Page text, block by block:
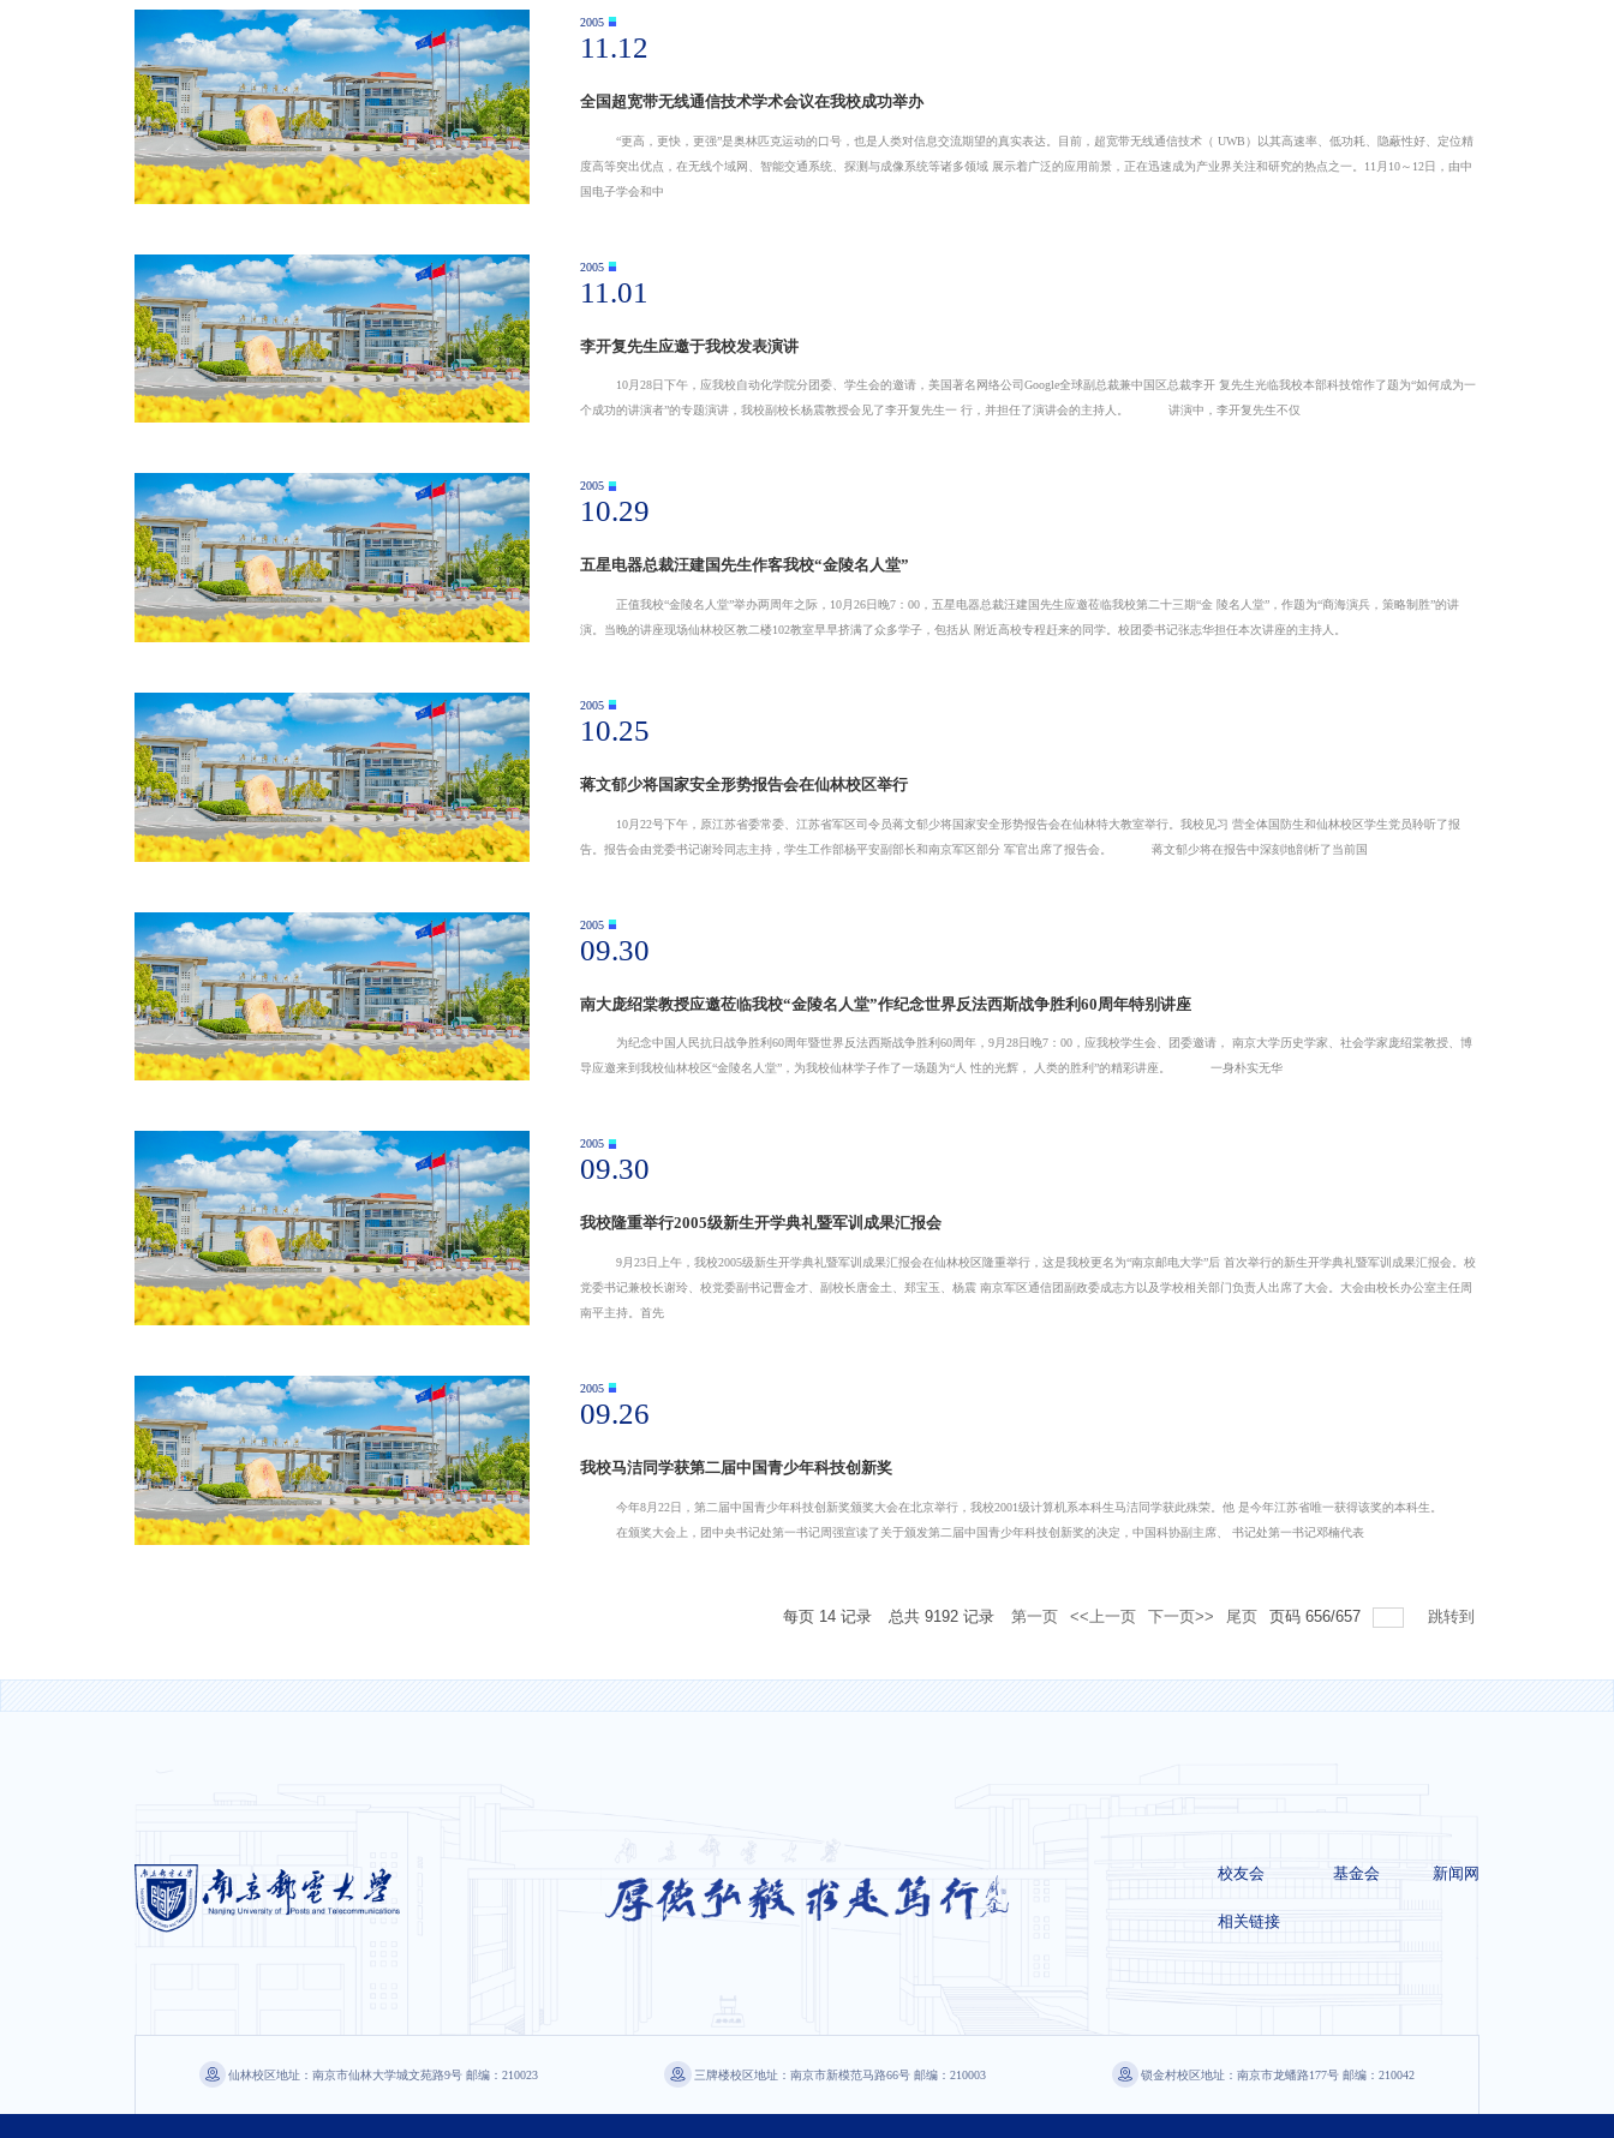
2005
11.12
全国超宽带无线通信技术学术会议在我校成功举办
“更高，更快，更强”是奥林匹克运动的口号，也是人类对信息交流期望的真实表达。目前，超宽带无线通信技术（ UWB）以其高速率、低功耗、隐蔽性好、定位精
度高等突出优点，在无线个域网、智能交通系统、探测与成像系统等诸多领域 展示着广泛的应用前景，正在迅速成为产业界关注和研究的热点之一。11月10～12日，由中
国电子学会和中
2005
11.01
李开复先生应邀于我校发表演讲
10月28日下午，应我校自动化学院分团委、学生会的邀请，美国著名网络公司Google全球副总裁兼中国区总裁李开 复先生光临我校本部科技馆作了题为“如何成为一
个成功的讲演者”的专题演讲，我校副校长杨震教授会见了李开复先生一 行，并担任了演讲会的主持人。 讲演中，李开复先生不仅
2005
10.29
五星电器总裁汪建国先生作客我校“金陵名人堂”
正值我校“金陵名人堂”举办两周年之际，10月26日晚7：00，五星电器总裁汪建国先生应邀莅临我校第二十三期“金 陵名人堂”，作题为“商海演兵，策略制胜”的讲
演。当晚的讲座现场仙林校区教二楼102教室早早挤满了众多学子，包括从 附近高校专程赶来的同学。校团委书记张志华担任本次讲座的主持人。
2005
10.25
蒋文郁少将国家安全形势报告会在仙林校区举行
10月22号下午，原江苏省委常委、江苏省军区司令员蒋文郁少将国家安全形势报告会在仙林特大教室举行。我校见习 营全体国防生和仙林校区学生党员聆听了报
告。报告会由党委书记谢玲同志主持，学生工作部杨平安副部长和南京军区部分 军官出席了报告会。 蒋文郁少将在报告中深刻地剖析了当前国
2005
09.30
南大庞绍棠教授应邀莅临我校“金陵名人堂”作纪念世界反法西斯战争胜利60周年特别讲座
为纪念中国人民抗日战争胜利60周年暨世界反法西斯战争胜利60周年，9月28日晚7：00，应我校学生会、团委邀请， 南京大学历史学家、社会学家庞绍棠教授、博
导应邀来到我校仙林校区“金陵名人堂”，为我校仙林学子作了一场题为“人 性的光辉， 人类的胜利”的精彩讲座。 一身朴实无华
2005
09.30
我校隆重举行2005级新生开学典礼暨军训成果汇报会
9月23日上午，我校2005级新生开学典礼暨军训成果汇报会在仙林校区隆重举行，这是我校更名为“南京邮电大学”后 首次举行的新生开学典礼暨军训成果汇报会。校
党委书记兼校长谢玲、校党委副书记曹金才、副校长唐金土、郑宝玉、杨震 南京军区通信团副政委成志方以及学校相关部门负责人出席了大会。大会由校长办公室主任周
南平主持。首先
2005
09.26
我校马洁同学获第二届中国青少年科技创新奖
今年8月22日，第二届中国青少年科技创新奖颁奖大会在北京举行，我校2001级计算机系本科生马洁同学获此殊荣。他 是今年江苏省唯一获得该奖的本科生。
在颁奖大会上，团中央书记处第一书记周强宣读了关于颁发第二届中国青少年科技创新奖的决定，中国科协副主席、 书记处第一书记邓楠代表
每页 14 记录 总共 9192 记录 第一页 <<上一页 下一页>> 尾页 页码 656/657 跳转到
校友会 基金会 新闻网
相关链接
仙林校区地址：南京市仙林大学城文苑路9号 邮编：210023 三牌楼校区地址：南京市新模范马路66号 邮编：210003 锁金村校区地址：南京市龙蟠路177号 邮编：210042